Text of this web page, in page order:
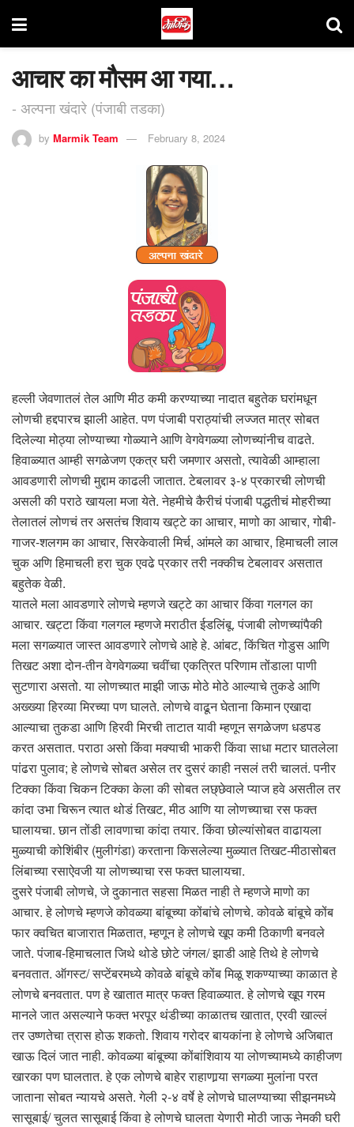
आचार का मौसम आ गया…
- अल्पना खंदारे (पंजाबी तडका)
by Marmik Team February 8, 2024
हल्ली जेवणातलं तेल आणि मीठ कमी करण्याच्या नादात बहुतेक घरांमधून
लोणची हद्दपारच झाली आहेत. पण पंजाबी पराठ्यांची लज्जत मात्र सोबत
दिलेल्या मोठ्या लोण्याच्या गोळ्याने आणि वेगवेगळ्या लोणच्यांनीच वाढते.
हिवाळ्यात आम्ही सगळेजण एकत्र घरी जमणार असतो, त्यावेळी आम्हाला
आवडणारी लोणची मुद्दाम काढली जातात. टेबलावर ३-४ प्रकारची लोणची
असली की पराठे खायला मजा येते. नेहमीचे कैरीचं पंजाबी पद्धतीचं मोहरीच्या
तेलातलं लोणचं तर असतंच शिवाय खट्टे का आचार, माणो का आचार, गोबी-
गाजर-शलगम का आचार, सिरकेवाली मिर्च, आंमले का आचार, हिमाचली लाल
चुक अणि हिमाचली हरा चुक एवढे प्रकार तरी नक्कीच टेबलावर असतात
बहुतेक वेळी.
यातले मला आवडणारे लोणचे म्हणजे खट्टे का आचार किंवा गलगल का
आचार. खट्टा किंवा गलगल म्हणजे मराठीत ईडलिंबू. पंजाबी लोणच्यांपैकी
मला सगळ्यात जास्त आवडणारे लोणचे आहे हे. आंबट, किंचित गोडुस आणि
तिखट अशा दोन-तीन वेगवेगळ्या चवींचा एकत्रित परिणाम तोंडाला पाणी
सुटणारा असतो. या लोणच्यात माझी जाऊ मोठे मोठे आल्याचे तुकडे आणि
अख्ख्या हिरव्या मिरच्या पण घालते. लोणचे वाढून घेताना किमान एखादा
आल्याचा तुकडा आणि हिरवी मिरची ताटात यावी म्हणून सगळेजण धडपड
करत असतात. पराठा असो किंवा मक्याची भाकरी किंवा साधा मटार घातलेला
पांढरा पुलाव; हे लोणचे सोबत असेल तर दुसरं काही नसलं तरी चालतं. पनीर
टिक्का किंवा चिकन टिक्का केला की सोबत लछ्छेवाले प्याज हवे असतील तर
कांदा उभा चिरून त्यात थोडं तिखट, मीठ आणि या लोणच्याचा रस फक्त
घालायचा. छान तोंडी लावणाचा कांदा तयार. किंवा छोल्यांसोबत वाढायला
मुळ्याची कोशिंबीर (मुलीगंडा) करताना किसलेल्या मुळ्यात तिखट-मीठासोबत
लिंबाच्या रसाऐवजी या लोणच्याचा रस फक्त घालायचा.
दुसरे पंजाबी लोणचे, जे दुकानात सहसा मिळत नाही ते म्हणजे माणो का
आचार. हे लोणचे म्हणजे कोवळ्या बांबूच्या कोंबांचे लोणचे. कोवळे बांबूचे कोंब
फार क्वचित बाजारात मिळतात, म्हणून हे लोणचे खूप कमी ठिकाणी बनवले
जाते. पंजाब-हिमाचलात जिथे थोडे छोटे जंगल/ झाडी आहे तिथे हे लोणचे
बनवतात. ऑगस्ट/ सप्टेंबरमध्ये कोवळे बांबूचे कोंब मिळू शकण्याच्या काळात हे
लोणचे बनवतात. पण हे खातात मात्र फक्त हिवाळ्यात. हे लोणचे खूप गरम
मानले जात असल्याने फक्त भरपूर थंडीच्या काळातच खातात, एरवी खाल्लं
तर उष्णतेचा त्रास होऊ शकतो. शिवाय गरोदर बायकांना हे लोणचे अजिबात
खाऊ दिलं जात नाही. कोवळ्या बांबूच्या कोंबांशिवाय या लोणच्यामध्ये काहीजण
खारका पण घालतात. हे एक लोणचे बाहेर राहाणार्‍या सगळ्या मुलांना परत
जाताना सोबत न्यायचे असते. गेली २-४ वर्षे हे लोणचे घालण्याच्या सीझनमध्ये
सासूबाई/ चुलत सासूबाई किंवा हे लोणचे घालता येणारी मोठी जाऊ नेमकी घरी